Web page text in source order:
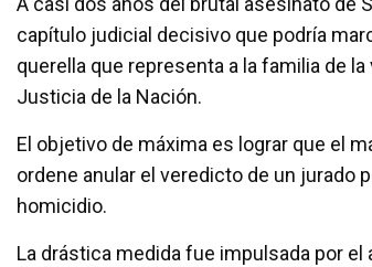
ce
b
o
k
tt
er
at
s
A
p
p
ail m
p
tir
capítulo judicial decisivo que podría
querella que representa a la familia de
Justicia de la Nación.
El objetivo de máxima es lograr que el
ordene anular el veredicto de un jurado
homicidio.
La drástica medida fue impulsada por el